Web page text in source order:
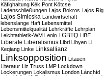
Käfighaltung Kék Pont Kötcse
Ladenschließungen Lajos Bokros Lajos Rig
Lajos Simicska Landwirtschaft
lebenslange Haft Lebensmittel
Lebensmittelqualität Lehrkräfte Lehrplan
Leichtathletik-WM Lenin LGBTQ LIBE
Liberale Liberalismus Libri Libyen Li
Keqiang Linke Linksallianz
Linksopposition Litauen
Literatur Liz Truss LMP Lockdown
Lockerungen Lokalismus London Lánchíd